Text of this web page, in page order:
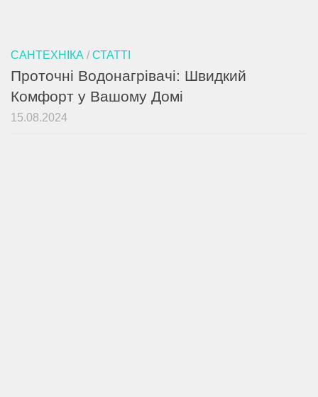
САНТЕХНІКА / СТАТТІ
Проточні Водонагрівачі: Швидкий
Комфорт у Вашому Домі
15.08.2024